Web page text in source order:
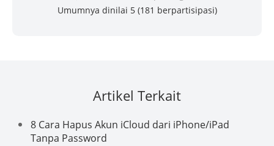
Umumnya dinilai 5 (181 berpartisipasi)
Artikel Terkait
8 Cara Hapus Akun iCloud dari iPhone/iPad
Tanpa Password